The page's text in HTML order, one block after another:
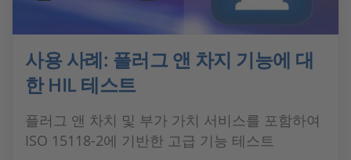
사용 사례: 플러그 앤 차지 기능에 대
한 HIL 테스트
플러그 앤 차치 및 부가 가치 서비스를 포함하여
ISO 15118-2에 기반한 고급 기능 테스트